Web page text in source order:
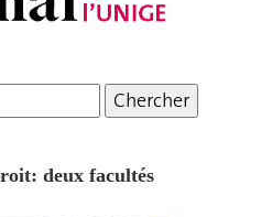
deux facultés